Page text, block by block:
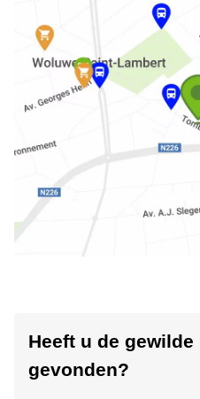
Heeft u de
gevonden?